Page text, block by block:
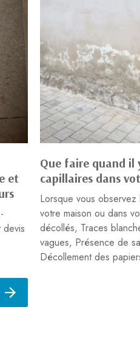
et
Que faire quand il
capillaires dans
Lorsque vous observez
votre maison ou dans
décollés, Traces
vagues, Présence de
Décollement des